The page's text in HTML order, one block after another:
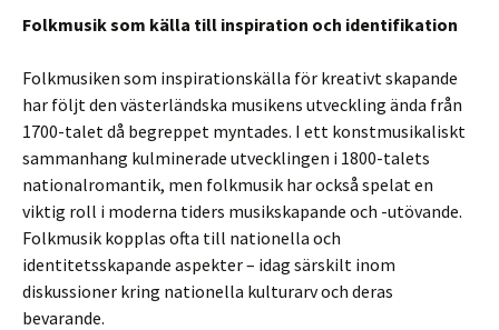
Folkmusik som källa till inspiration och identifikation
Folkmusiken som inspirationskälla för kreativt skapande
har följt den västerländska musikens utveckling ända från
1700-talet då begreppet myntades. I ett konstmusikaliskt
sammanhang kulminerade utvecklingen i 1800-talets
nationalromantik, men folkmusik har också spelat en
viktig roll i moderna tiders musikskapande och -utövande.
Folkmusik kopplas ofta till nationella och
identitetsskapande aspekter – idag särskilt inom
diskussioner kring nationella kulturarv och deras
bevarande.